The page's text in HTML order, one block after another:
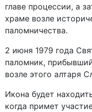
главе процессии, а
храме возле
паломничества.
2 июня 1979 года
паломник,
возле этого алтаря
Икона будет
когда примет